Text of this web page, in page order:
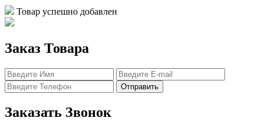
Товар успешно добавлен
Заказ Товара
Отправить
Заказать Звонок